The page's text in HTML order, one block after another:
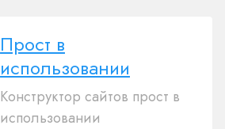
Прост в
использовании
Конструктор сайтов прост в
использовании